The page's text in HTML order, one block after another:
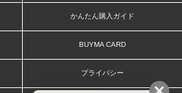
かんたん購入ガイド
BUYMA CARD
プライバシー